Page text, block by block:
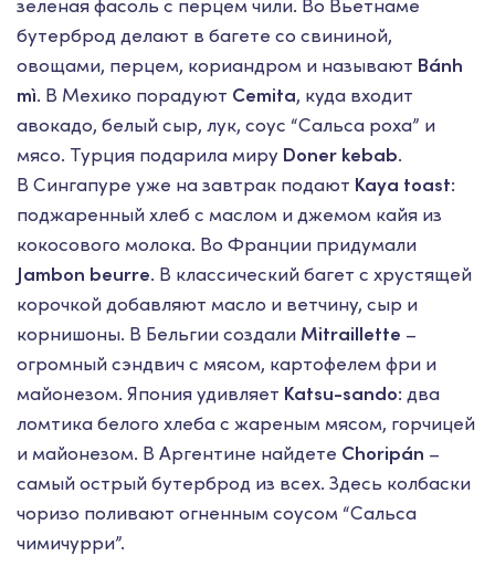
зеленая фасоль с перцем чили. Во Вьетнаме
бутерброд делают в багете со свининой,
овощами, перцем, кориандром и называют Bánh
mì. В Мехико порадуют Cemita, куда входит
авокадо, белый сыр, лук, соус “Сальса роха” и
мясо. Турция подарила миру Doner kebab.
В Сингапуре уже на завтрак подают Kaya toast:
поджаренный хлеб с маслом и джемом кайя из
кокосового молока. Во Франции придумали
Jambon beurre. В классический багет с хрустящей
корочкой добавляют масло и ветчину, сыр и
корнишоны. В Бельгии создали Mitraillette –
огромный сэндвич с мясом, картофелем фри и
майонезом. Япония удивляет Katsu-sando: два
ломтика белого хлеба с жареным мясом, горчицей
и майонезом. В Аргентине найдете Choripán –
самый острый бутерброд из всех. Здесь колбаски
чоризо поливают огненным соусом “Cальса
чимичурри”.